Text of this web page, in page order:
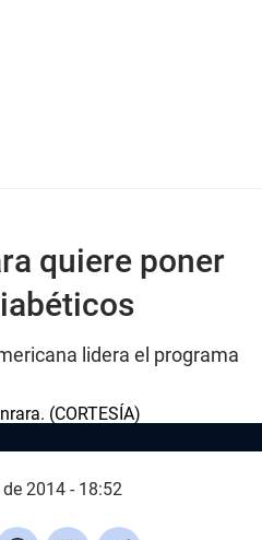
quiere poner
lidera el programa
2014 - 18:52